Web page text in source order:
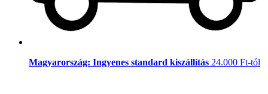
Magyarország: Ingyenes standard kiszállítás 24.000 Ft-tól